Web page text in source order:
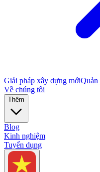
Giải pháp xây dựng mới
Về chúng tôi
Thêm
Blog
Kinh nghiệm
Tuyển dụng